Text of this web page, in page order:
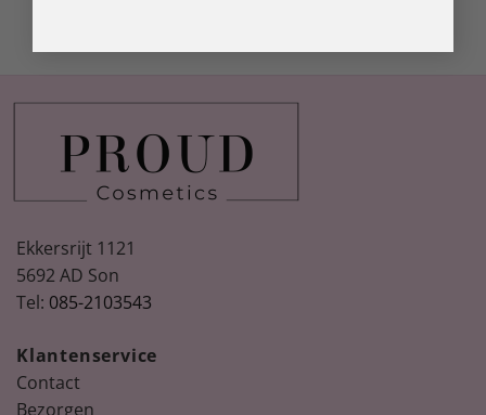
Ekkersrijt 1121
5692 AD Son
Tel: 085-2103543
Klantenservice
Contact
Bezorgen